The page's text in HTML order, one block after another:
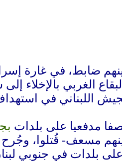
ضابط، في غارة
الغربي بالإخلاء
اللبناني في
مدفعيا على بلدات
المدني اللبناني إن 5 أشخاص -
بلدات في جنوبي